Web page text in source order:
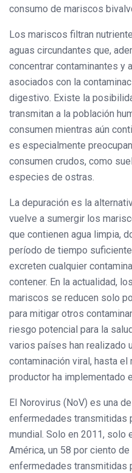
consumo de mariscos
Los mariscos filtran
aguas circundantes que,
concentrar contaminantes y
asociados con la
digestivo. Existe la
transmitan a la población
consumen mientras aún
es especialmente
consumen crudos, como
especies de ostras.
La depuración es la
vuelve a sumergir los
que contienen agua limpia,
período de tiempo
excreten cualquier
contener. En la actualidad,
mariscos se reducen solo
para mitigar otros
riesgo potencial para la
varios países han realizado
contaminación viral, hasta el
productor ha implementado
El Norovirus (NoV) es una
enfermedades transmitidas
mundial. Solo en 2011, solo
América, un 58 por ciento
enfermedades transmitidas